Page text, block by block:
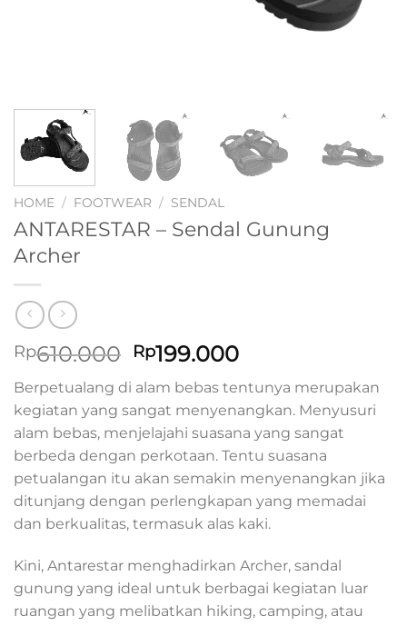
HOME / FOOTWEAR / SENDAL
ANTARESTAR – Sendal Gunung
Archer
Rp610.000 Original
price
was:
Rp610.000.
Rp199.000Current
is:
Rp199.000.
Berpetualang di alam bebas tentunya merupakan
kegiatan yang sangat menyenangkan. Menyusuri
alam bebas, menjelajahi suasana yang sangat
berbeda dengan perkotaan. Tentu suasana
petualangan itu akan semakin menyenangkan jika
ditunjang dengan perlengkapan yang memadai
dan berkualitas, termasuk alas kaki.
Kini, Antarestar menghadirkan Archer, sandal
gunung yang ideal untuk berbagai kegiatan luar
ruangan yang melibatkan hiking, camping, atau